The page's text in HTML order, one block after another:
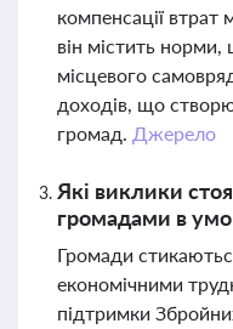
компенсації
він містить
місцевого
доходів, що
громад. Джерело
Які виклики
громадами в
Громади
економічними
підтримки